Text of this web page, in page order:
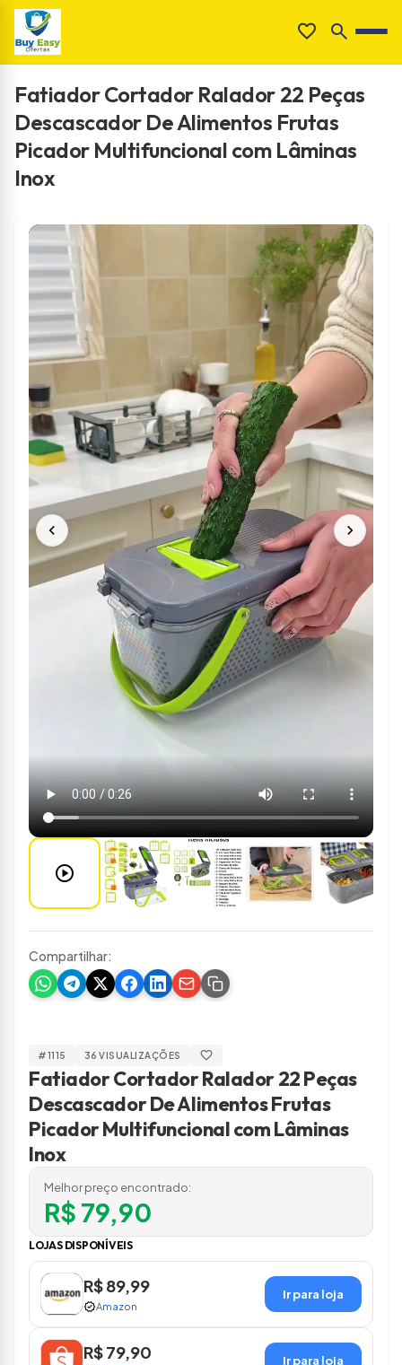
Pular
para
favorite
search
Fatiador Cortador Ralador 22 Peças
Descascador De Alimentos Frutas
Picador Multifuncional com Lâminas
Inox
play_circle
Compartilhar:
#1115 36 VISUALIZAÇÕES favorite
Fatiador Cortador Ralador 22 Peças
Descascador De Alimentos Frutas
Picador Multifuncional com Lâminas
Inox
Melhor preço encontrado:
R$ 79,90
LOJAS DISPONÍVEIS
R$ 89,99
verifiedAmazon
Ir para loja
R$ 79,90 Ir para loja